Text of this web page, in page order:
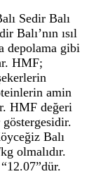
Sedir Balı
Balı’nın ısıl
depolama gibi
HMF;
amin
HMF değeri
Balı
olmalıdır.